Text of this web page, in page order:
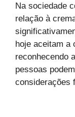
Na sociedade
relação à
hoje aceitam a
reconhecendo
pessoas
considerações